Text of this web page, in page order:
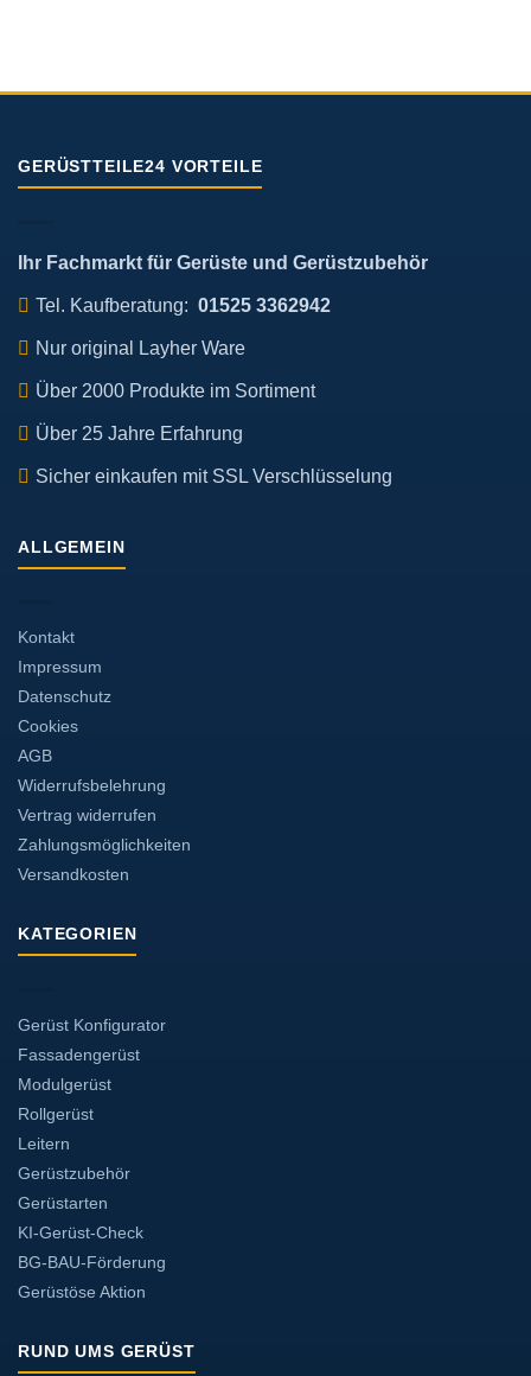
GERÜSTTEILE24 VORTEILE
Ihr Fachmarkt für Gerüste und Gerüstzubehör
Tel. Kaufberatung: 01525 3362942
Nur original Layher Ware
Über 2000 Produkte im Sortiment
Über 25 Jahre Erfahrung
Sicher einkaufen mit SSL Verschlüsselung
ALLGEMEIN
Kontakt
Impressum
Datenschutz
Cookies
AGB
Widerrufsbelehrung
Vertrag widerrufen
Zahlungsmöglichkeiten
Versandkosten
KATEGORIEN
Gerüst Konfigurator
Fassadengerüst
Modulgerüst
Rollgerüst
Leitern
Gerüstzubehör
Gerüstarten
KI-Gerüst-Check
BG-BAU-Förderung
Gerüstöse Aktion
RUND UMS GERÜST